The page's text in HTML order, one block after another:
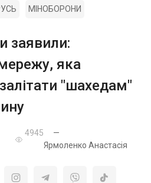
МІНОБОРОНИ
заявили:
яка
"шахедам"
4945
—
Ярмоленко Анастасія